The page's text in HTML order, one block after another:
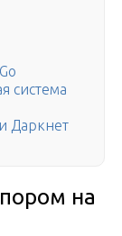
система
Даркнет
на